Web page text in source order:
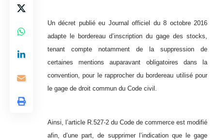
Un décret publié eu Journal officiel du 8 octobre 2016
adapte le bordereau d’inscription du gage des stocks,
tenant compte notamment de la suppression de
certaines mentions auparavant obligatoires dans la
convention, pour le rapprocher du bordereau utilisé pour
le gage de droit commun du Code civil.
Ainsi, l’article R.527-2 du Code de commerce est modifié
afin, d’une part, de supprimer l’indication que le gage